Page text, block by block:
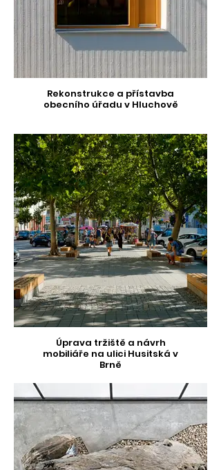
Rekonstrukce a přístavba
obecního úřadu v Hluchově
Úprava tržiště a návrh
mobiliáře na ulici Husitská v
Brně